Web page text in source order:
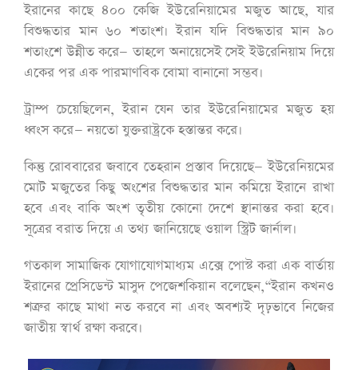
ইরানের কাছে ৪০০ কেজি ইউরেনিয়ামের মজুত আছে, যার
বিশুদ্ধতার মান ৬০ শতাংশ। ইরান যদি বিশুদ্ধতার মান ৯০
শতাংশে উন্নীত করে— তাহলে অনায়েসেই সেই ইউরেনিয়াম দিয়ে
একের পর এক পারমাণবিক বোমা বানানো সম্ভব।
ট্রাম্প চেয়েছিলেন, ইরান যেন তার ইউরেনিয়ামের মজুত হয়
ধ্বংস করে— নয়তো যুক্তরাষ্ট্রকে হস্তান্তর করে।
কিন্তু রোববারের জবাবে তেহরান প্রস্তাব দিয়েছে— ইউরেনিয়মের
মোট মজুতের কিছু অংশের বিশুদ্ধতার মান কমিয়ে ইরানে রাখা
হবে এবং বাকি অংশ তৃতীয় কোনো দেশে স্থানান্তর করা হবে।
সূত্রের বরাত দিয়ে এ তথ্য জানিয়েছে ওয়াল স্ট্রিট জার্নাল।
গতকাল সামাজিক যোগাযোগমাধ্যম এক্সে পোস্ট করা এক বার্তায়
ইরানের প্রেসিডেন্ট মাসুদ পেজেশকিয়ান বলেছেন,“ইরান কখনও
শত্রুর কাছে মাথা নত করবে না এবং অবশ্যই দৃঢ়ভাবে নিজের
জাতীয় স্বার্থ রক্ষা করবে।